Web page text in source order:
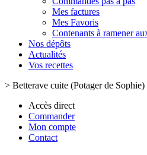
Mes factures
Mes Favoris
Contenants à ramener
Nos dépôts
Actualités
Vos recettes
> Betterave cuite (Potager de Sophie)
Accès direct
Commander
Mon compte
Contact